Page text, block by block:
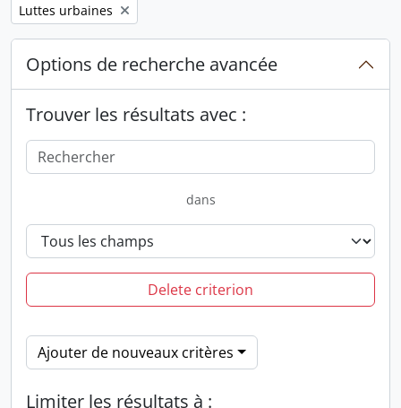
Remove filter:
Luttes urbaines
Options de recherche avancée
Trouver les résultats avec :
dans
Delete criterion
Ajouter de nouveaux critères
Limiter les résultats à :